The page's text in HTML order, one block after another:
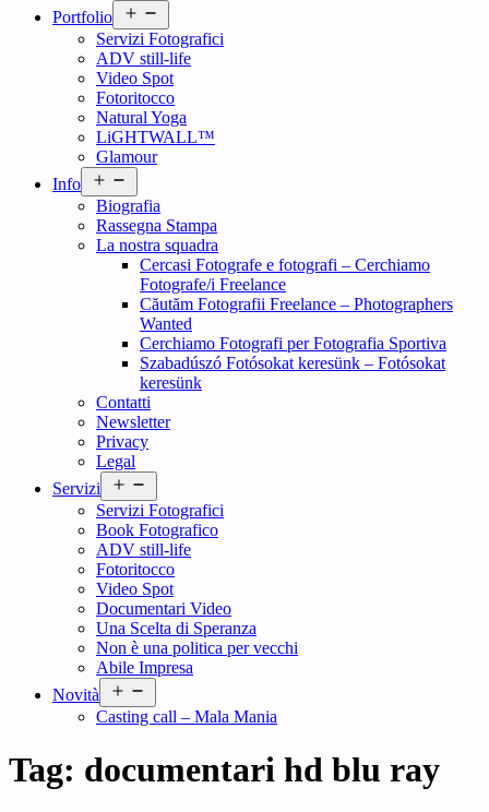
Portfolio
menu
Servizi Fotografici
ADV still-life
Video Spot
Fotoritocco
Natural Yoga
LiGHTWALL™
Glamour
Info
menu
Biografia
Rassegna Stampa
La nostra squadra
Cercasi Fotografe e fotografi – Cerchiamo
Fotografe/i Freelance
Căutăm Fotografii Freelance – Photographers
Wanted
Cerchiamo Fotografi per Fotografia Sportiva
Szabadúszó Fotósokat keresünk – Fotósokat
keresünk
Contatti
Newsletter
Privacy
Legal
Servizi
menu
Servizi Fotografici
Book Fotografico
ADV still-life
Fotoritocco
Video Spot
Documentari Video
Una Scelta di Speranza
Non è una politica per vecchi
Abile Impresa
Novità
menu
Casting call – Mala Mania
Tag: documentari hd blu ray